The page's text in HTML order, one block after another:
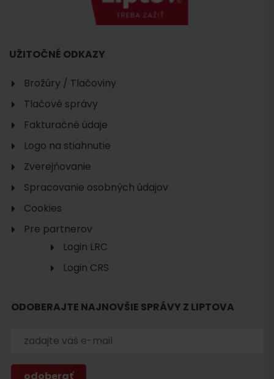
Hľadať
ubytovanie
UŽITOČNÉ ODKAZY
Brožúry / Tlačoviny
Tlačové správy
Fakturačné údaje
Logo na stiahnutie
Zverejňovanie
Spracovanie osobných údajov
Cookies
Pre partnerov
Login LRC
Login CRS
ODOBERAJTE NAJNOVŠIE SPRÁVY Z LIPTOVA